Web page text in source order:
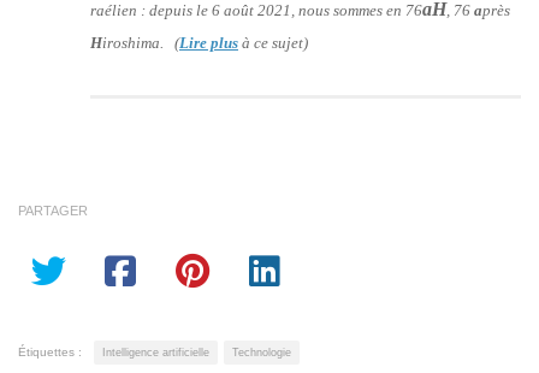
raélien : depuis le 6 août 2021, nous sommes en 76aH, 76 après
Hiroshima. (Lire plus à ce sujet)
PARTAGER
Étiquettes : Intelligence artificielle Technologie